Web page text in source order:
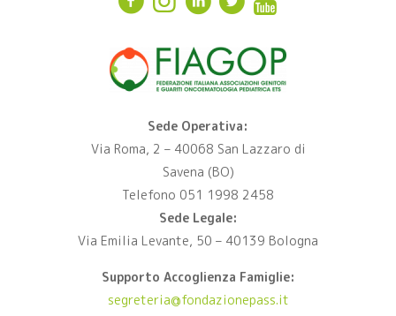
Sede Operativa:
Via Roma, 2 – 40068 San Lazzaro di
Savena (BO)
Telefono 051 1998 2458
Sede Legale:
Via Emilia Levante, 50 – 40139 Bologna
Supporto Accoglienza Famiglie:
segreteria@fondazionepass.it